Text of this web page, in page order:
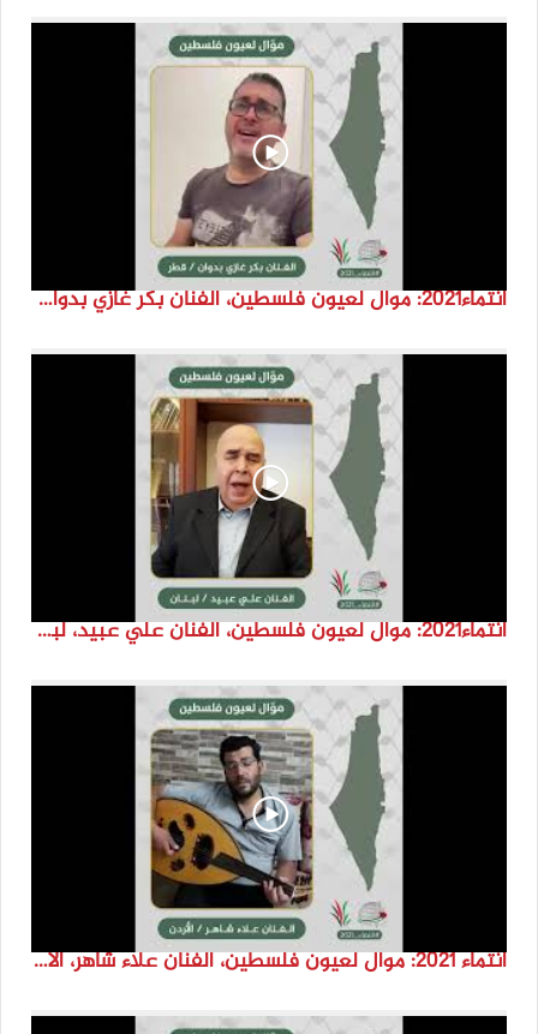
انتماء2021: موال لعيون فلسطين، الفنان بكر غازي بدوان، قطر
انتماء2021: موال لعيون فلسطين، الفنان علي عبيد، لبنان
انتماء 2021: موال لعيون فلسطين، الفنان علاء شاهر، الاردن